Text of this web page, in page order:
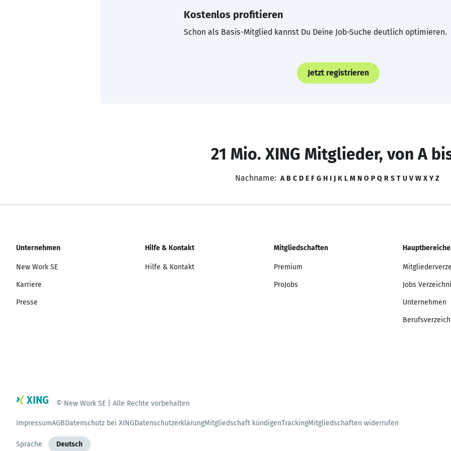
Kostenlos profitieren
Schon als Basis-Mitglied kannst Du Deine Job-Suche deutlich optimieren.
Jetzt registrieren
21 Mio. XING Mitglieder, von A
Nachname: A B C D E F G H I J K L M N O P Q R S T U V W X Y Z
Unternehmen
New Work SE
Karriere
Presse
Hilfe & Kontakt
Hilfe & Kontakt
Mitgliedschaften
Premium
ProJobs
Hauptbereiche
Jobs
Unternehmen
© New Work SE | Alle Rechte vorbehalten
ImpressumAGBDatenschutz bei XINGDatenschutzerklärungMitgliedschaft kündigenTrackingMitgliedschaften widerrufen
Sprache Deutsch